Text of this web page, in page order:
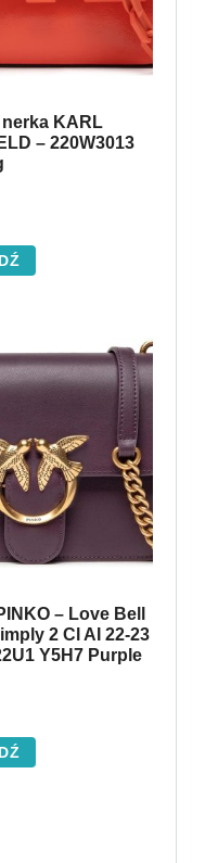
KARL
– 220W3013
– Love Bell
2 Cl AI 22-23
Y5H7 Purple